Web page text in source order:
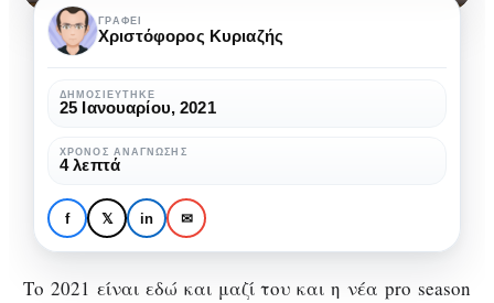
2021 Hearthstone
Masters
2021
Hearthstone
Masters
ΓΡΆΦΕΙ
Χριστόφορος Κυριαζής
ΔΗΜΟΣΙΕΎΤΗΚΕ
25 Ιανουαρίου, 2021
ΧΡΌΝΟΣ ΑΝΆΓΝΩΣΗΣ
4 λεπτά
f 𝕏 in ✉
Το 2021 είναι εδώ και μαζί του και η νέα pro season